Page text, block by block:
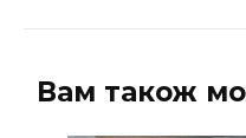
Вам також